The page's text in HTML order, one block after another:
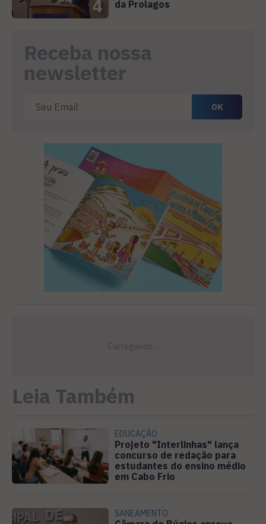
4
da Prolagos
Receba nossa
newsletter
Leia Também
EDUCAÇÃO
Projeto "Interlinhas" lança
concurso de redação para
estudantes do ensino médio
em Cabo Frio
SANEAMENTO